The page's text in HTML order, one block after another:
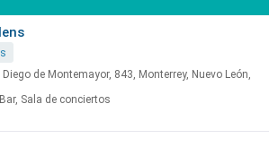
Diego de Montemayor, 843, Monterrey, Nuevo León,
Sala de conciertos